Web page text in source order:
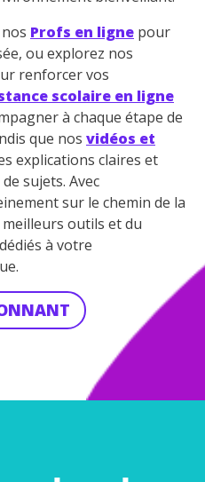
Profs en ligne pour
ou explorez nos
renforcer vos
scolaire en ligne
à chaque étape de
que nos vidéos et
explications claires et
sujets. Avec
sur le chemin de la
outils et du
à votre